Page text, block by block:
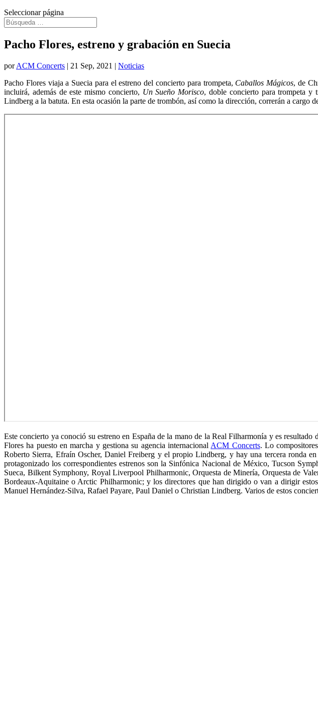
Seleccionar página
Pacho Flores, estreno y grabación en Suecia
porACM Concerts | 21 Sep, 2021 | Noticias
Pacho Flores viaja a Suecia para el estreno del concierto para trompeta, Caballos Mágicos, de
incluirá, además de este mismo concierto, Un Sueño Morisco, doble concierto para trompeta
Lindberg a la batuta. En esta ocasión la parte de trombón, así como la dirección, correrán a cargo
Este concierto ya conoció su estreno en España de la mano de la Real Filharmonía y es
Flores ha puesto en marcha y gestiona su agencia internacional ACM Concerts. Lo
Roberto Sierra, Efraín Oscher, Daniel Freiberg y el propio Lindberg, y hay una tercera ronda
protagonizado los correspondientes estrenos son la Sinfónica Nacional de México, Tucson
Sueca, Bilkent Symphony, Royal Liverpool Philharmonic, Orquesta de Minería, Orquesta de
Bordeaux-Aquitaine o Arctic Philharmonic; y los directores que han dirigido o van a dirigir
Manuel Hernández-Silva, Rafael Payare, Paul Daniel o Christian Lindberg. Varios de estos